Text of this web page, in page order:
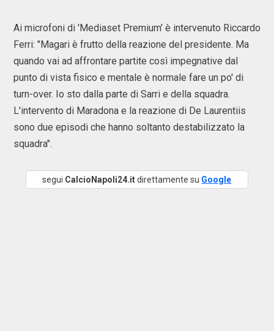
Ai microfoni di 'Mediaset Premium' è intervenuto Riccardo
Ferri: "Magari è frutto della reazione del presidente. Ma
quando vai ad affrontare partite così impegnative dal
punto di vista fisico e mentale è normale fare un po' di
turn-over. Io sto dalla parte di Sarri e della squadra.
L'intervento di Maradona e la reazione di De Laurentiis
sono due episodi che hanno soltanto destabilizzato la
squadra".
segui CalcioNapoli24.itdirettamente su Google